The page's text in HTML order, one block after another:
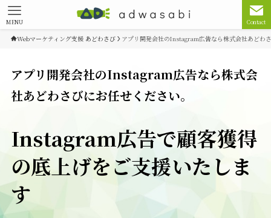
Contact
MENU
Webマーケティング支援 あどわさび アプリ開発会社のInstagram広告なら株式会社あどわ
アプリ開発会社のInstagram広告なら株式会
社あどわさびにお任せください。
Instagram広告で顧客獲得
の底上げをご支援いたしま
す